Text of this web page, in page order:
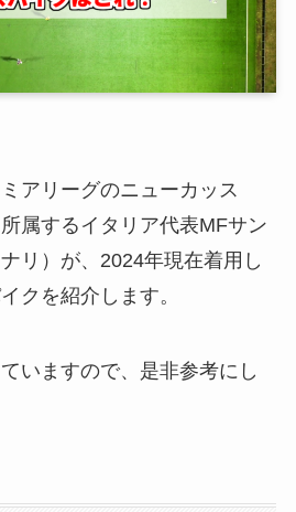
アリーグのニューカッス
属するイタリア代表MFサン
リ）が、2024年現在着用し
クを紹介します。
いますので、是非参考にし